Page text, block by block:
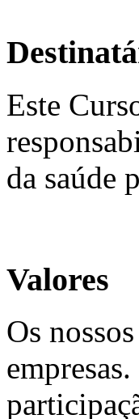
Este
da saúde
Valores
Os